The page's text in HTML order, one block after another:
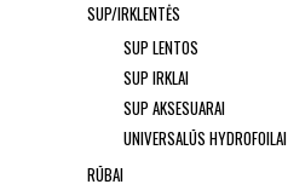
SUP/IRKLENTĖS
SUP LENTOS
SUP IRKLAI
SUP AKSESUARAI
UNIVERSALŪS HYDROFOILAI
RŪBAI